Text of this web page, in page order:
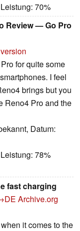
70%
Review — Go Pro
for quite some
I feel
brings but you
Reno4 Pro and the
Datum:
78%
fast charging
Archive.org
it comes to the